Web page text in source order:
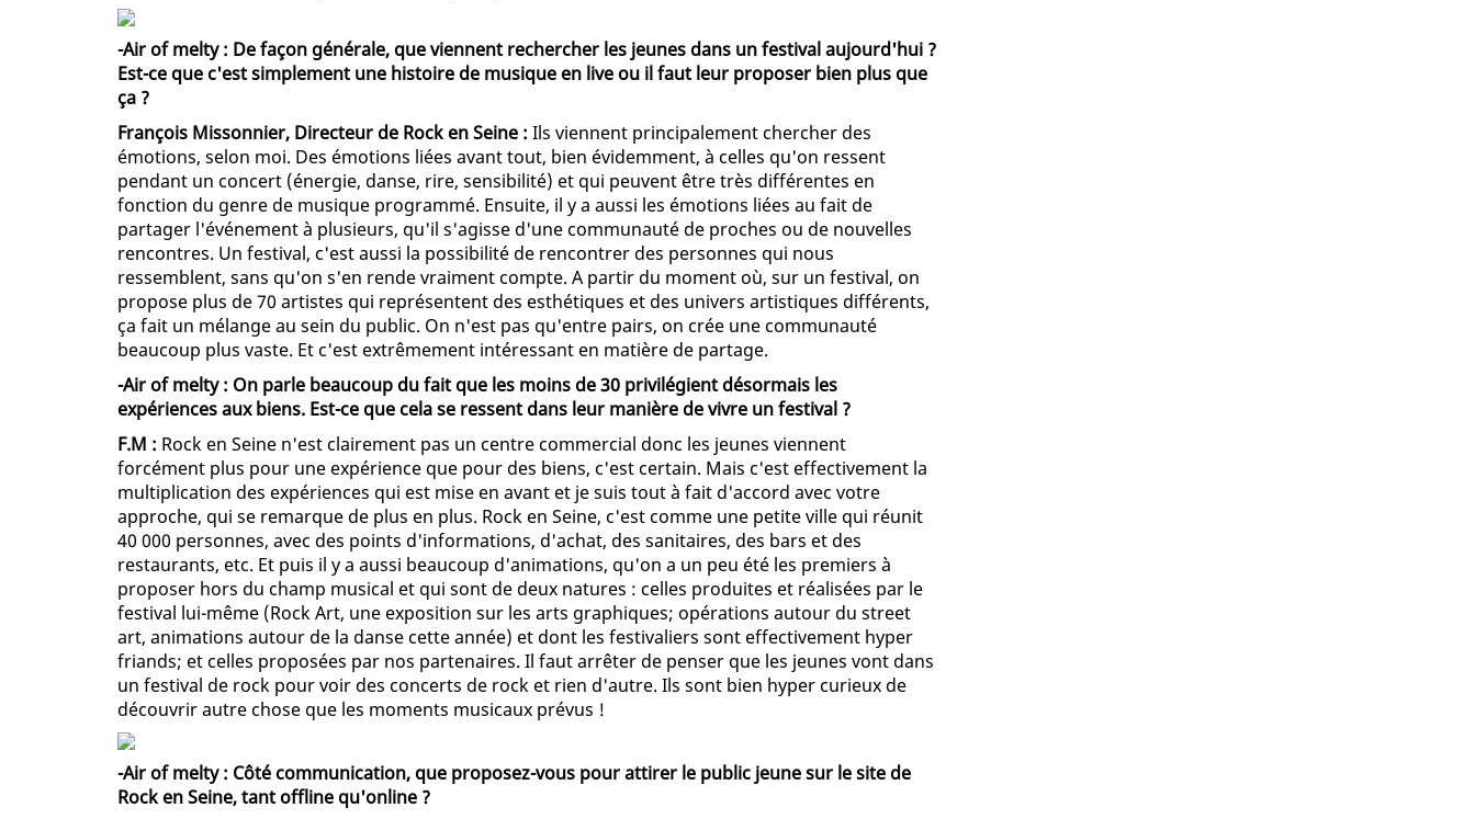
-Air of melty : De façon générale, que viennent rechercher les jeunes dans un festival aujourd'hui ?
Est-ce que c'est simplement une histoire de musique en live ou il faut leur proposer bien plus que
ça ?
François Missonnier, Directeur de Rock en Seine : Ils viennent principalement chercher des
émotions, selon moi. Des émotions liées avant tout, bien évidemment, à celles qu'on ressent
pendant un concert (énergie, danse, rire, sensibilité) et qui peuvent être très différentes en
fonction du genre de musique programmé. Ensuite, il y a aussi les émotions liées au fait de
partager l'événement à plusieurs, qu'il s'agisse d'une communauté de proches ou de nouvelles
rencontres. Un festival, c'est aussi la possibilité de rencontrer des personnes qui nous
ressemblent, sans qu'on s'en rende vraiment compte. A partir du moment où, sur un festival, on
propose plus de 70 artistes qui représentent des esthétiques et des univers artistiques différents,
ça fait un mélange au sein du public. On n'est pas qu'entre pairs, on crée une communauté
beaucoup plus vaste. Et c'est extrêmement intéressant en matière de partage.
-Air of melty : On parle beaucoup du fait que les moins de 30 privilégient désormais les
expériences aux biens. Est-ce que cela se ressent dans leur manière de vivre un festival ?
F.M : Rock en Seine n'est clairement pas un centre commercial donc les jeunes viennent
forcément plus pour une expérience que pour des biens, c'est certain. Mais c'est effectivement la
multiplication des expériences qui est mise en avant et je suis tout à fait d'accord avec votre
approche, qui se remarque de plus en plus. Rock en Seine, c'est comme une petite ville qui réunit
40 000 personnes, avec des points d'informations, d'achat, des sanitaires, des bars et des
restaurants, etc. Et puis il y a aussi beaucoup d'animations, qu'on a un peu été les premiers à
proposer hors du champ musical et qui sont de deux natures : celles produites et réalisées par le
festival lui-même (Rock Art, une exposition sur les arts graphiques; opérations autour du street
art, animations autour de la danse cette année) et dont les festivaliers sont effectivement hyper
friands; et celles proposées par nos partenaires. Il faut arrêter de penser que les jeunes vont dans
un festival de rock pour voir des concerts de rock et rien d'autre. Ils sont bien hyper curieux de
découvrir autre chose que les moments musicaux prévus !
-Air of melty : Côté communication, que proposez-vous pour attirer le public jeune sur le site de
Rock en Seine, tant offline qu'online ?